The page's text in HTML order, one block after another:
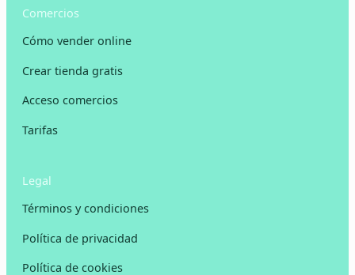
Comercios
Cómo vender online
Crear tienda gratis
Acceso comercios
Tarifas
Legal
Términos y condiciones
Política de privacidad
Política de cookies